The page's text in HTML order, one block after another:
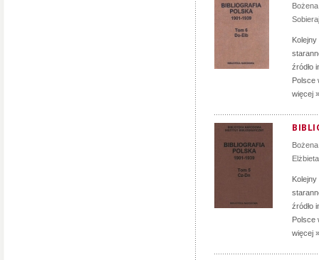
źródło
Polsce
więcej »
źródło
Polsce
więcej »